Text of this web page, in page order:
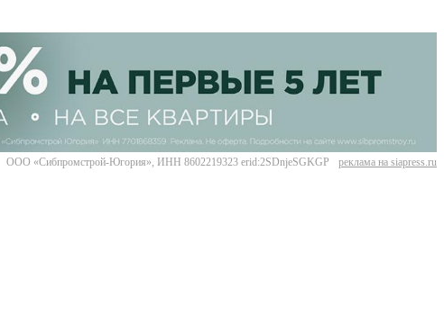
ООО «Сибпромстрой-Югория», ИНН 8602219323 erid:2SDnjeSGKGP реклама на siapress.ru